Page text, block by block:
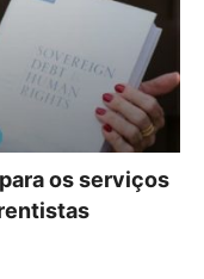
os serviços